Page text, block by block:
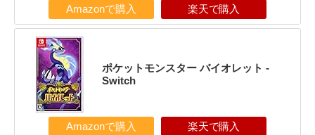
Amazonで購入 楽天で購入
ポケットモンスター バイオレット -
Switch
Amazonで購入 楽天で購入